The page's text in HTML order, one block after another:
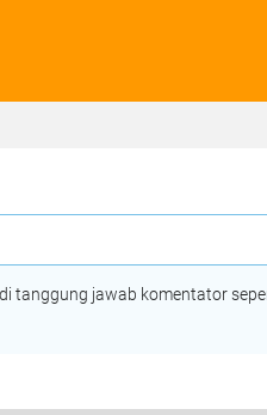
tanggung jawab komentator